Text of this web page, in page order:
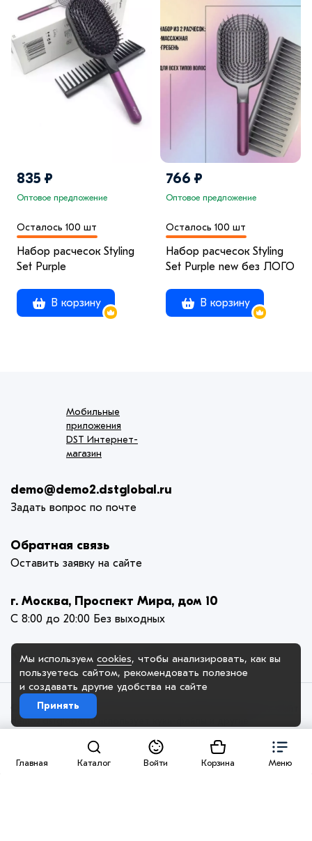
Главная Каталог Войти Корзина Меню
835 ₽
Оптовое предложение
Осталось 100 шт
Набор расчесок Styling
Set Purple
В корзину
766 ₽
Оптовое предложение
Осталось 100 шт
Набор расчесок Styling
Set Purple new без ЛОГО
В корзину
Мобильные
приложения
DST Интернет-
магазин
demo@demo2.dstglobal.ru
Задать вопрос по почте
Обратная связь
Оставить заявку на сайте
г. Москва, Проспект Мира, дом 10
С 8:00 до 20:00 Без выходных
© 2005-2025. ООО «Демо Компания», официальный сайт. Сайт
demo2.dstglobal.ru использует куки-файлы и другие
предоставить лучший пользовательский опыт, анализировать
использование наших продуктов и услуг, повысить качество
рекламных и маркетинговых активностей. Если Вы не хотите,
Мы используем cookies, чтобы анализировать, как вы
пользуетесь сайтом, рекомендовать полезное
и создавать другие удобства на сайте
Принять